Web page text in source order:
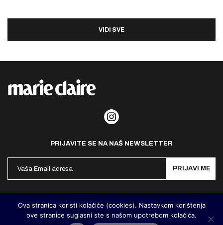
VIDI SVE
PRIJAVITE SE NA NAŠ NEWSLETTER
PRIJAVI ME
MarieClaire Hrvatska 2026. Designed and developed by Cubes
Ova stranica koristi kolačiće (cookies). Nastavkom korištenja
ove stranice suglasni ste s našom upotrebom kolačića.